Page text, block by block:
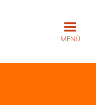
MENÜ